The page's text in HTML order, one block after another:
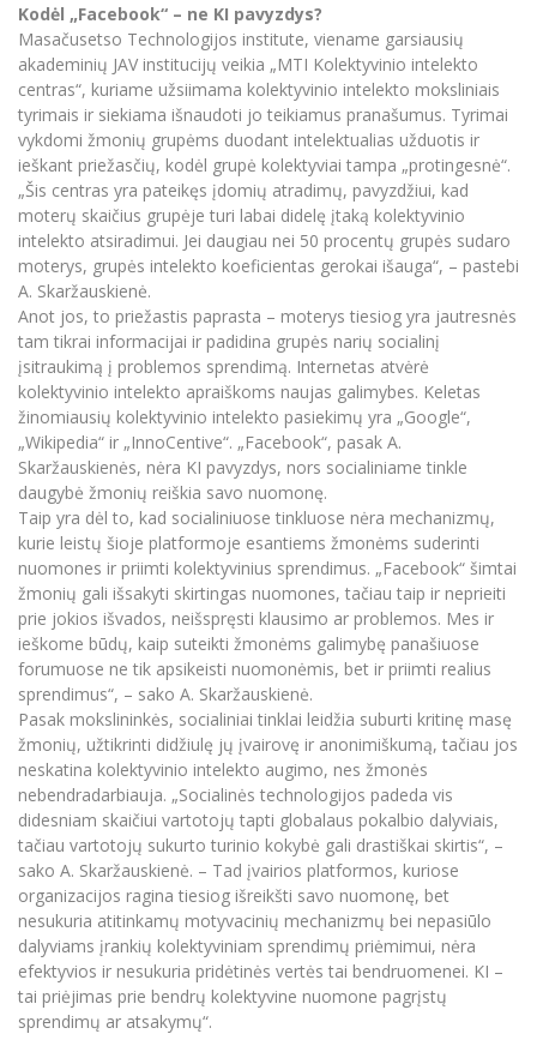
Kodėl „Facebook“ – ne KI pavyzdys?
Masačusetso Technologijos institute, viename garsiausių
akademinių JAV institucijų veikia „MTI Kolektyvinio intelekto
centras“, kuriame užsiimama kolektyvinio intelekto moksliniais
tyrimais ir siekiama išnaudoti jo teikiamus pranašumus. Tyrimai
vykdomi žmonių grupėms duodant intelektualias užduotis ir
ieškant priežasčių, kodėl grupė kolektyviai tampa „protingesnė“.
„Šis centras yra pateikęs įdomių atradimų, pavyzdžiui, kad
moterų skaičius grupėje turi labai didelę įtaką kolektyvinio
intelekto atsiradimui. Jei daugiau nei 50 procentų grupės sudaro
moterys, grupės intelekto koeficientas gerokai išauga“, – pastebi
A. Skaržauskienė.
Anot jos, to priežastis paprasta – moterys tiesiog yra jautresnės
tam tikrai informacijai ir padidina grupės narių socialinį
įsitraukimą į problemos sprendimą. Internetas atvėrė
kolektyvinio intelekto apraiškoms naujas galimybes. Keletas
žinomiausių kolektyvinio intelekto pasiekimų yra „Google“,
„Wikipedia“ ir „InnoCentive“. „Facebook“, pasak A.
Skaržauskienės, nėra KI pavyzdys, nors socialiniame tinkle
daugybė žmonių reiškia savo nuomonę.
Taip yra dėl to, kad socialiniuose tinkluose nėra mechanizmų,
kurie leistų šioje platformoje esantiems žmonėms suderinti
nuomones ir priimti kolektyvinius sprendimus. „Facebook“ šimtai
žmonių gali išsakyti skirtingas nuomones, tačiau taip ir neprieiti
prie jokios išvados, neišspręsti klausimo ar problemos. Mes ir
ieškome būdų, kaip suteikti žmonėms galimybę panašiuose
forumuose ne tik apsikeisti nuomonėmis, bet ir priimti realius
sprendimus“, – sako A. Skaržauskienė.
Pasak mokslininkės, socialiniai tinklai leidžia suburti kritinę masę
žmonių, užtikrinti didžiulę jų įvairovę ir anonimiškumą, tačiau jos
neskatina kolektyvinio intelekto augimo, nes žmonės
nebendradarbiauja. „Socialinės technologijos padeda vis
didesniam skaičiui vartotojų tapti globalaus pokalbio dalyviais,
tačiau vartotojų sukurto turinio kokybė gali drastiškai skirtis“, –
sako A. Skaržauskienė. – Tad įvairios platformos, kuriose
organizacijos ragina tiesiog išreikšti savo nuomonę, bet
nesukuria atitinkamų motyvacinių mechanizmų bei nepasiūlo
dalyviams įrankių kolektyviniam sprendimų priėmimui, nėra
efektyvios ir nesukuria pridėtinės vertės tai bendruomenei. KI –
tai priėjimas prie bendrų kolektyvine nuomone pagrįstų
sprendimų ar atsakymų“.